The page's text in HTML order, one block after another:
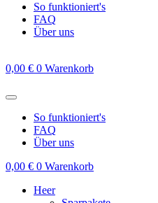
So funktioniert's
FAQ
Über uns
0,00 € 0 Warenkorb
So funktioniert's
FAQ
Über uns
0,00 € 0 Warenkorb
Heer